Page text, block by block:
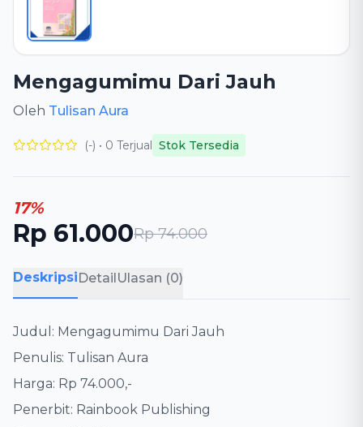
Mengagumimu Dari Jauh
Oleh Tulisan Aura
(-) • 0 Terjual Stok Tersedia
17%
Rp 61.000Rp 74.000
DeskripsiDetailUlasan (0)
Judul: Mengagumimu Dari Jauh
Penulis: Tulisan Aura
Harga: Rp 74.000,-
Penerbit: Rainbook Publishing